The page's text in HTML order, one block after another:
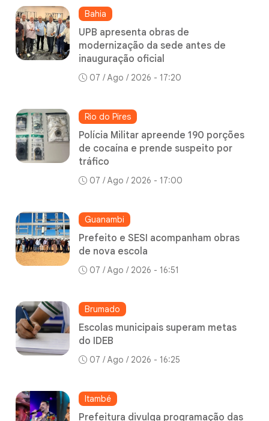
Bahia
UPB apresenta obras de
modernização da sede antes de
inauguração oficial
07 / Ago / 2026 - 17:20
Rio do Pires
Polícia Militar apreende 190 porções
de cocaína e prende suspeito por
tráfico
07 / Ago / 2026 - 17:00
Guanambi
Prefeito e SESI acompanham obras
de nova escola
07 / Ago / 2026 - 16:51
Brumado
Escolas municipais superam metas
do IDEB
07 / Ago / 2026 - 16:25
Itambé
Prefeitura divulga programação das